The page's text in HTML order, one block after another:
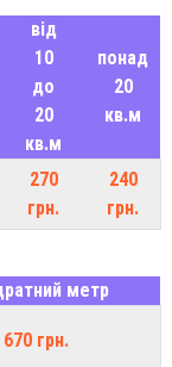
від
10
до
20
кв.м
понад
20
кв.м
270
грн.
240
грн.
метр
670 грн.